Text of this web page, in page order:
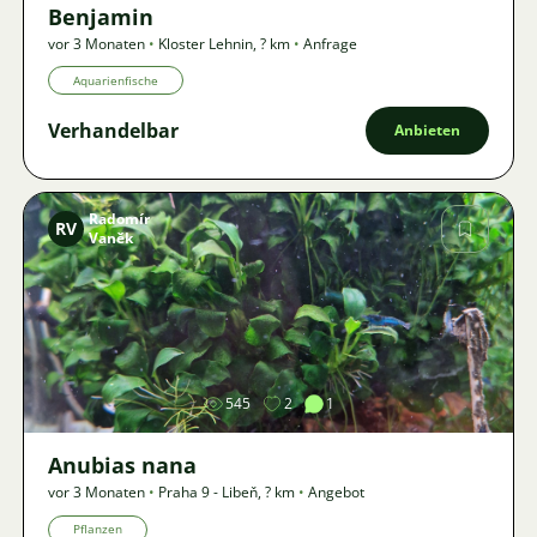
Benjamin
vor 3 Monaten • Kloster Lehnin,? km • Anfrage
Aquarienfische
Verhandelbar Anbieten
Bild
RV Radomír
Vaněk
545 2 1
Anubias nana
vor 3 Monaten • Praha 9 - Libeň,? km • Angebot
Pflanzen